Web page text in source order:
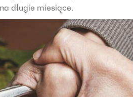
długie miesiące.